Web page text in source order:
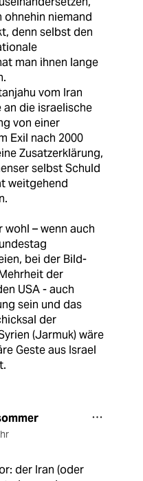
ohnehin niemand
denn selbst den
man ihnen lange
vom Iran
an die israelische
von einer
Exil nach 2000
Zusatzerklärung,
selbst Schuld
weitgehend
wohl – wenn auch
bei der Bild-
der
USA - auch
sein und das
der
(Jarmuk) wäre
Geste aus Israel
der Iran (oder